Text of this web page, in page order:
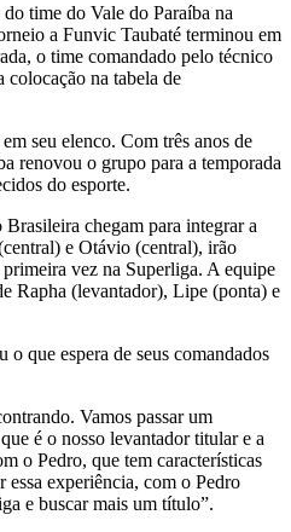
time do Vale do Paraíba na
a Funvic Taubaté terminou em
o time comandado pelo técnico
na tabela de
seu elenco. Com três anos de
renovou o grupo para a temporada
do esporte.
chegam para integrar a
e Otávio (central), irão
vez na Superliga. A equipe
Rapha (levantador), Lipe (ponta) e
que espera de seus comandados
Vamos passar um
é o nosso levantador titular e a
o Pedro, que tem características
essa experiência, com o Pedro
e buscar mais um título”.